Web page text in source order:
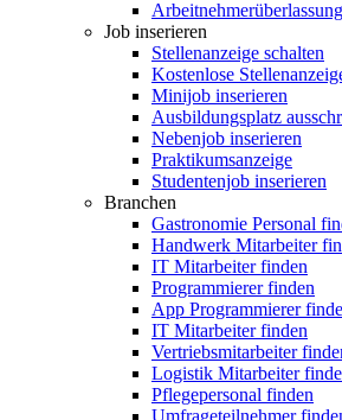
Arbeitnehmerüberlassung
Job inserieren
Stellenanzeige schalten
Kostenlose
Minijob inserieren
Ausbildungsplatz
Nebenjob inserieren
Praktikumsanzeige
Studentenjob inserieren
Branchen
Gastronomie Personal
Handwerk Mitarbeiter
IT Mitarbeiter finden
Programmierer finden
App Programmierer
IT Mitarbeiter finden
Vertriebsmitarbeiter
Logistik Mitarbeiter
Pflegepersonal finden
Umfrageteilnehmer